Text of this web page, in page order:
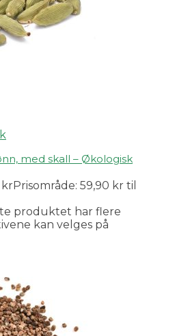
med skall – Økologisk
krPrisområde: 59,90 kr til
produktet har flere
kan velges på